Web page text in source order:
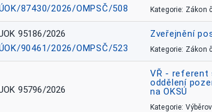
87430/2026/OMPSČ/508
Kategorie: Zákon
95186/2026
90461/2026/OMPSČ/523
Zveřejnění
Kategorie: Zákon
95796/2026
VŘ - referent
oddělení
na OKSÚ
Kategorie: